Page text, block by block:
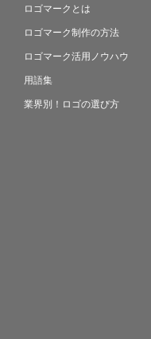
ロゴマークとは
ロゴマーク制作の方法
ロゴマーク活用ノウハウ
用語集
業界別！ロゴの選び方